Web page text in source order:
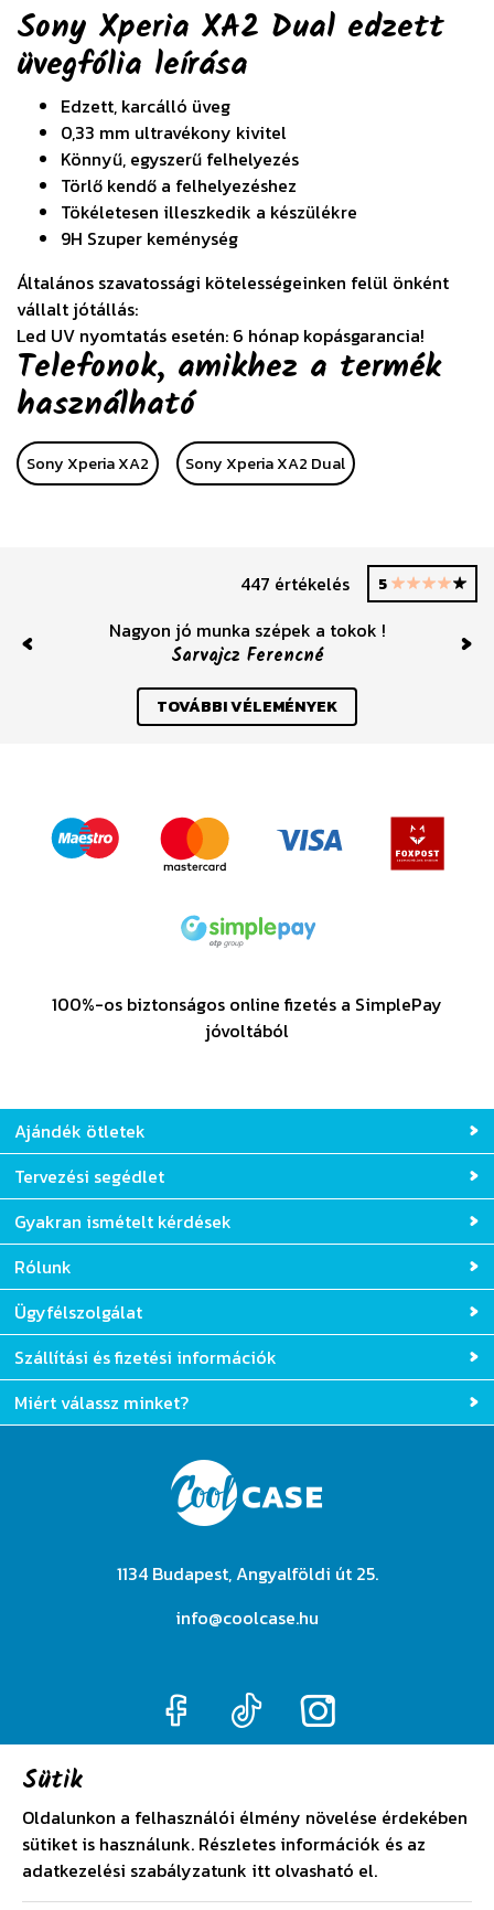
Sony Xperia XA2 Dual edzett
üvegfólia leírása
Edzett, karcálló üveg
0,33 mm ultravékony kivitel
Könnyű, egyszerű felhelyezés
Törlő kendő a felhelyezéshez
Tökéletesen illeszkedik a készülékre
9H Szuper keménység
Általános szavatossági kötelességeinken felül önként
vállalt jótállás:
Led UV nyomtatás esetén: 6 hónap kopásgarancia!
Telefonok, amikhez a termék
használható
Sony Xperia XA2 Sony Xperia XA2 Dual
447 értékelés 5
Nagyon jó munka szépek a tokok !
Sarvajcz Ferencné
Previous
TOVÁBBI VÉLEMÉNYEK
100%-os biztonságos online fizetés a SimplePay
jóvoltából
Ajándék ötletek
Tervezési segédlet
Gyakran ismételt kérdések
Rólunk
Ügyfélszolgálat
Szállítási és fizetési információk
Miért válassz minket?
1134 Budapest, Angyalföldi út 25.
info@coolcase.hu
Általános szerződési feltételek
Sütik
Oldalunkon a felhasználói élmény növelése érdekében
sütiket is használunk. Részletes információk és az
adatkezelési szabályzatunk itt olvasható el.